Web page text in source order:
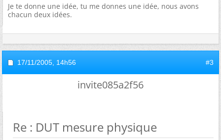
Je te donne une idée, tu me donnes une idée, nous avons
chacun deux idées.
17/11/2005, 14h56 #3
invite085a2f56
Re : DUT mesure physique